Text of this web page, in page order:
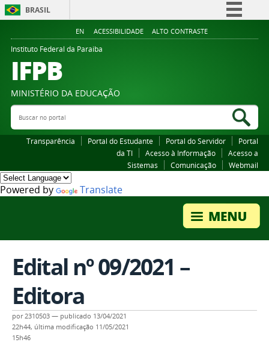
BRASIL
Simplifique!
Legislação
EN ACESSIBILIDADE ALTO CONTRASTE
Instituto Federal da Paraiba
IFPB
MINISTÉRIO DA EDUCAÇÃO
Buscar no portal
Transparência Portal do Estudante Portal do Servidor
Portal
da TI
Acesso à Informação
Acesso a
Sistemas
Comunicação Webmail
Powered by Translate
Edital nº 09/2021 –
Editora
por2310503 — publicado 13/04/2021
22h44, última modificação 11/05/2021
15h46